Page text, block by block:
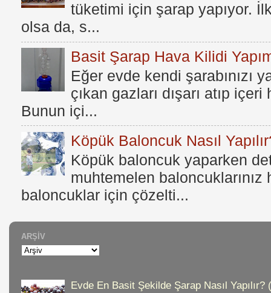
tüketimi için şarap yapıyor.
olsa da, s...
Basit Şarap Hava Kilidi
Eğer evde kendi şarabınızı
çıkan gazları dışarı atıp
Bunun içi...
Köpük Baloncuk Nasıl
Köpük baloncuk yaparken
muhtemelen baloncuklarınız
baloncuklar için çözelti...
ARŞIV
Evde En Basit Şekilde Şarap Nasıl Yapılır?